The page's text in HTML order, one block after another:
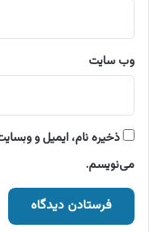
وب‌ سایت
ذخیره نام، ایمیل و
می‌نویسم.